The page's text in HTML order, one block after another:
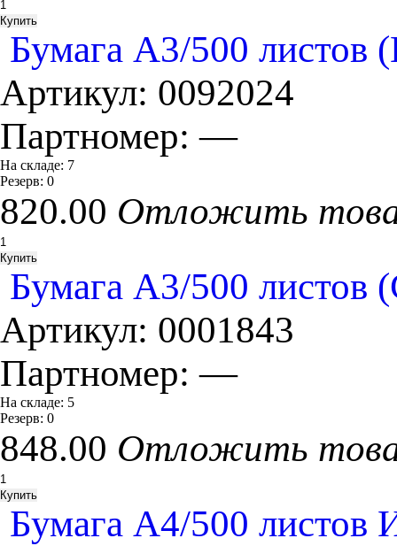
Бумага А3/500 листов
Артикул: 0092024
Партномер:—
На складе: 7
Резерв: 0
820.00 Отложить
Бумага А3/500 листов
Артикул: 0001843
Партномер:—
На складе: 5
Резерв: 0
848.00 Отложить
Бумага А4/500 листов